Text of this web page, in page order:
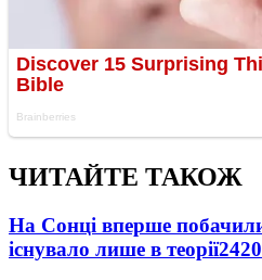
ЧИТАЙТЕ ТАКОЖ
На Сонці вперше
існувало лише в теорії